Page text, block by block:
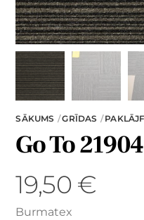
SĀKUMS GRĪDAS
Go To 21904
19,50 €
Burmatex